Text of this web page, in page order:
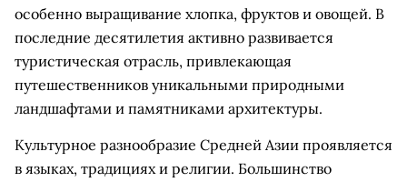
особенно выращивание хлопка, фруктов и овощей. В
последние десятилетия активно развивается
туристическая отрасль, привлекающая
путешественников уникальными природными
ландшафтами и памятниками архитектуры.
Культурное разнообразие Средней Азии проявляется
в языках, традициях и религии. Большинство